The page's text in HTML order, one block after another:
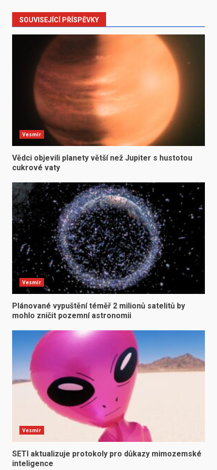
SOUVISEJÍCÍ PŘÍSPĚVKY
Vesmír
Vědci objevili planety větší než Jupiter s hustotou
cukrové vaty
Vesmír
Plánované vypuštění téměř 2 milionů satelitů by
mohlo zničit pozemní astronomii
Vesmír
SETI aktualizuje protokoly pro důkazy mimozemské
inteligence